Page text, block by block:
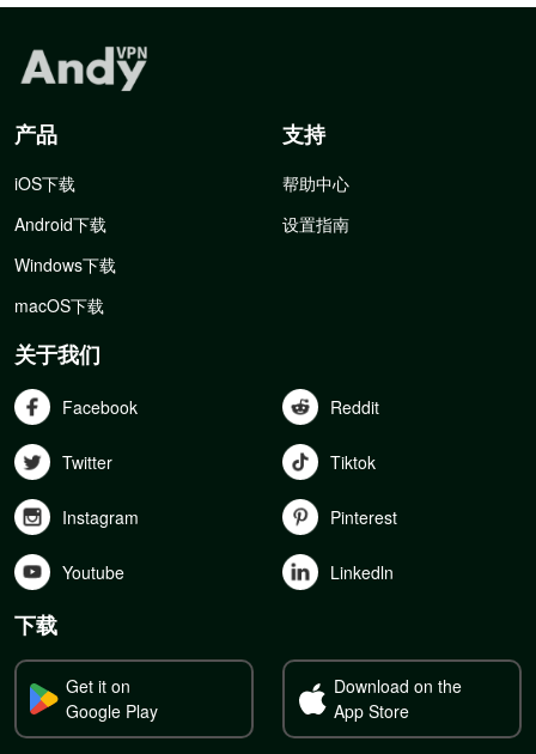
产品
iOS下载
Android下载
Windows下载
macOS下载
支持
帮助中心
设置指南
关于我们
Facebook Reddit
Twitter Tiktok
Instagram Pinterest
Youtube Linkedln
下载
Get it on
Google Play
Download on the
App Store